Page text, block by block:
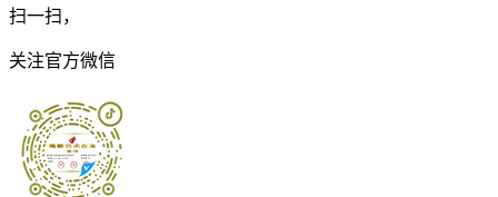
扫一扫，
关注官方微信